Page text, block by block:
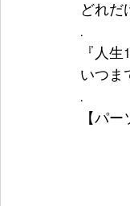
どれだ
.
『人生
いつま
.
【パ